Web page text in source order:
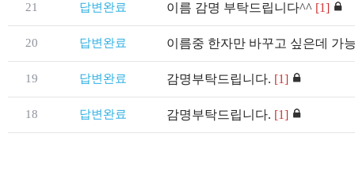
21 답변완료 이름 감명 부탁드립니다^^ [1]
20 답변완료 이름중 한자만 바꾸고 싶은데 가
19 답변완료 감명부탁드립니다. [1]
18 답변완료 감명부탁드립니다. [1]